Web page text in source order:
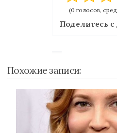
(0 голосов,
Поделитесь
Похожие записи: